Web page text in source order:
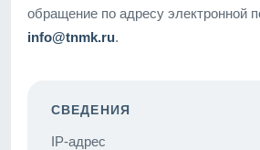
обращение по адресу электронной
info@tnmk.ru.
СВЕДЕНИЯ
IP-адрес